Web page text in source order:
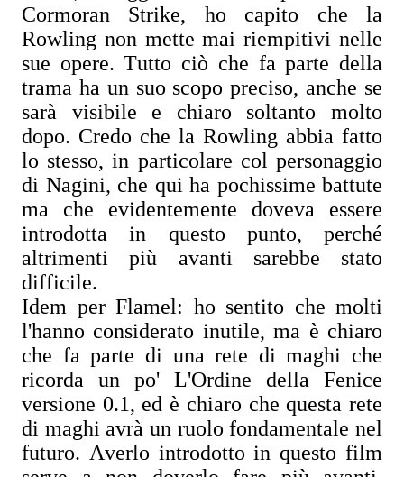
Cormoran Strike, ho capito che la
Rowling non mette mai riempitivi nelle
sue opere. Tutto ciò che fa parte della
trama ha un suo scopo preciso, anche se
sarà visibile e chiaro soltanto molto
dopo. Credo che la Rowling abbia fatto
lo stesso, in particolare col personaggio
di Nagini, che qui ha pochissime battute
ma che evidentemente doveva essere
introdotta in questo punto, perché
altrimenti più avanti sarebbe stato
difficile.
Idem per Flamel: ho sentito che molti
l'hanno considerato inutile, ma è chiaro
che fa parte di una rete di maghi che
ricorda un po' L'Ordine della Fenice
versione 0.1, ed è chiaro che questa rete
di maghi avrà un ruolo fondamentale nel
futuro. Averlo introdotto in questo film